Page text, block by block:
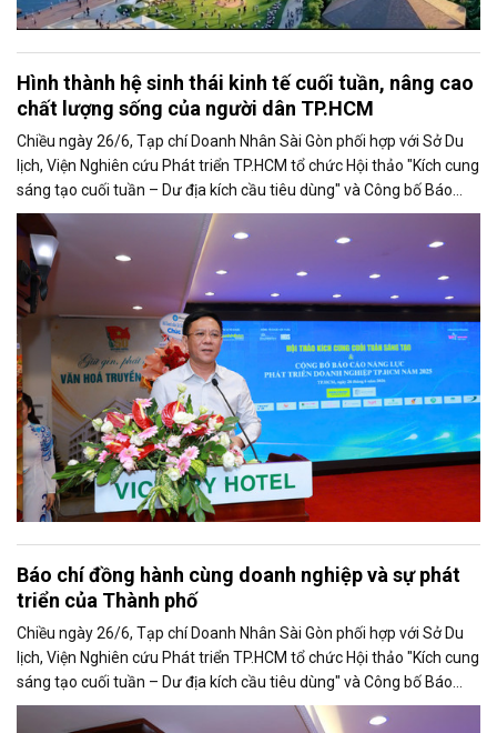
Hình thành hệ sinh thái kinh tế cuối tuần, nâng cao
chất lượng sống của người dân TP.HCM
Chiều ngày 26/6, Tạp chí Doanh Nhân Sài Gòn phối hợp với Sở Du
lịch, Viện Nghiên cứu Phát triển TP.HCM tổ chức Hội thảo "Kích cung
sáng tạo cuối tuần – Dư địa kích cầu tiêu dùng" và Công bố Báo
cáo năng lực phát triển doanh nghiệp TP.HCM năm 2025. Trân
trọng giới thiệu phát biểu của ông Nguyễn Ngọc Hồi - Phó Giám đốc
Sở Văn hoá - Thể thao TP.HCM tại Hội thảo.
Báo chí đồng hành cùng doanh nghiệp và sự phát
triển của Thành phố
Chiều ngày 26/6, Tạp chí Doanh Nhân Sài Gòn phối hợp với Sở Du
lịch, Viện Nghiên cứu Phát triển TP.HCM tổ chức Hội thảo "Kích cung
sáng tạo cuối tuần – Dư địa kích cầu tiêu dùng" và Công bố Báo
cáo năng lực phát triển doanh nghiệp TP.HCM năm 2025. Trân